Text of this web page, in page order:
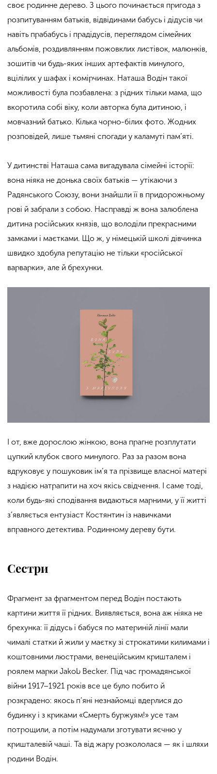
своє родинне дерево. З цього починається пригода з
розпитуванням батьків, відвідинами бабусь і дідусів чи
навіть прабабусь і прадідусів, переглядом сімейних
альбомів, роздивлянням пожовклих листівок, малюнків,
зошитів чи будь-яких інших артефактів минулого,
вцілілих у шафах і комірчинах. Наташа Водін такої
можливості була позбавлена: з рідних тільки мама, що
вкоротила собі віку, коли авторка була дитиною, і
мовчазний батько. Кілька чорно-білих фото. Жодних
розповідей, лише тьмяні спогади у каламуті пам’яті.
У дитинстві Наташа сама вигадувала сімейні історії:
вона ніяка не донька своїх батьків — утікаючи з
Радянського Союзу, вони знайшли її в придорожньому
рові й забрали з собою. Насправді ж вона залюблена
дитина російських князів, що володіли прекрасними
замками і маєтками. Що ж, у німецькій школі дівчинка
швидко здобула репутацію не тільки «російської
варварки», але й брехунки.
І от, вже дорослою жінкою, вона прагне розплутати
цупкий клубок свого минулого. Раз за разом вона
вдруковує у пошуковик ім’я та прізвище власної матері
з надією натрапити на хоч якісь свідчення. І саме тоді,
коли будь-які сподівання видаються марними, у її житті
з’являється ентузіаст Костянтин із навичками
вправного детектива. Родинному дереву бути.
Сестри
Фрагмент за фрагментом перед Водін постають
картини життя її рідних. Виявляється, вона аж ніяка не
брехунка: її дідусь і бабуся по материній лінії мали
чималі статки й жили у маєтку зі строкатими килимами і
коштовними люстрами, венеційським кришталем і
роялем марки Jakob Becker. Під час громадянської
війни 1917–1921 років все це було побито й
розкрадено: якось п’яні незнайомці вдерлися до
будинку і з криками «Смерть буржуям!» усе там
потрощили, а потім надумали зготувати яєчню у
кришталевій чаші. Та від жару розкололася — як і шляхи
родини Водін.